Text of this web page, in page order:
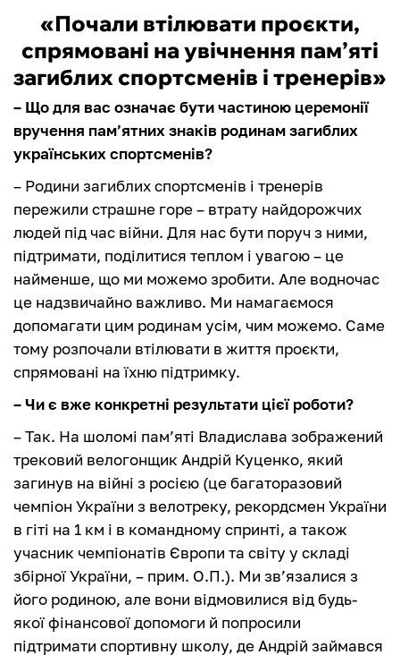
«Почали втілювати проєкти,
спрямовані на увічнення пам’яті
загиблих спортсменів і тренерів»
– Що для вас означає бути частиною церемонії
вручення пам’ятних знаків родинам загиблих
українських спортсменів?
– Родини загиблих спортсменів і тренерів
пережили страшне горе – втрату найдорожчих
людей під час війни. Для нас бути поруч з ними,
підтримати, поділитися теплом і увагою – це
найменше, що ми можемо зробити. Але водночас
це надзвичайно важливо. Ми намагаємося
допомагати цим родинам усім, чим можемо. Саме
тому розпочали втілювати в життя проєкти,
спрямовані на їхню підтримку.
– Чи є вже конкретні результати цієї роботи?
– Так. На шоломі пам’яті Владислава зображений
трековий велогонщик Андрій Куценко, який
загинув на війні з росією (це багаторазовий
чемпіон України з велотреку, рекордсмен України
в гіті на 1 км і в командному спринті, а також
учасник чемпіонатів Європи та світу у складі
збірної України, – прим. О.П.). Ми зв’язалися з
його родиною, але вони відмовилися від будь-
якої фінансової допомоги й попросили
підтримати спортивну школу, де Андрій займався